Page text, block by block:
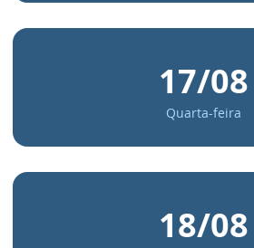
17/08
Quarta-feira
18/08